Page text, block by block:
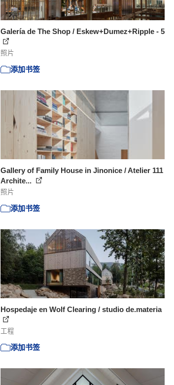
Galería de The Shop / Eskew+Dumez+Ripple - 5
照片
添加书签
Gallery of Family House in Jinonice / Atelier 111
Archite...
照片
添加书签
Hospedaje en Wolf Clearing / studio de.materia
工程
添加书签